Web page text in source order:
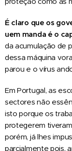
É claro que os
uem manda é o
da acumulação de
dessa máquina
parou e o vírus
Em Portugal, as
sectores não
isto porque os
protegerem
porém, já lhes
parcialmente pois,